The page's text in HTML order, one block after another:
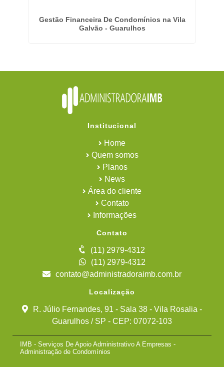
Gestão Financeira De Condomínios na Vila
Galvão - Guarulhos
Institucional
Home
Quem somos
Planos
News
Área do cliente
Contato
Informações
Contato
(11) 2979-4312
(11) 2979-4312
contato@administradoraimb.com.br
Localização
R. Júlio Fernandes, 91 - Sala 38 - Vila Rosalia -
Guarulhos / SP - CEP: 07072-103
IMB - Serviços De Apoio Administrativo A Empresas -
Administração de Condomínios